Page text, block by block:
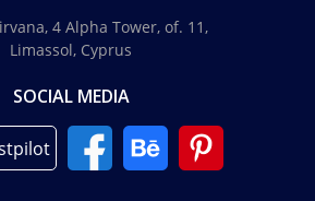
4 Alpha Tower, of. 11,
Limassol, Cyprus
SOCIAL MEDIA